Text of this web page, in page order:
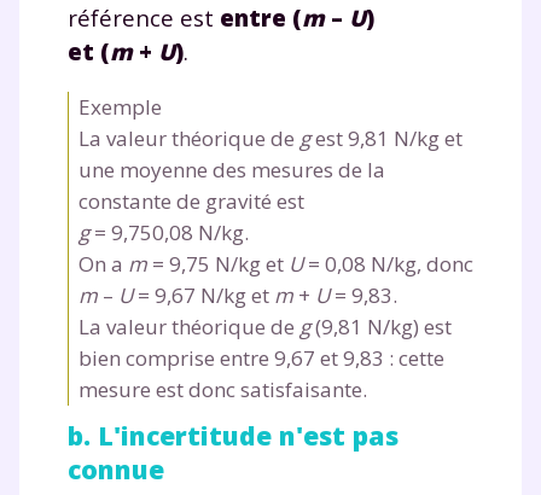
référence est entre (m– U)
et (m+ U).
Exemple
La valeur théorique de gest 9,81 N/kg et
une moyenne des mesures de la
constante de gravité est
g= 9,750,08 N/kg.
On a m = 9,75 N/kg et U= 0,08 N/kg, donc
m – U= 9,67 N/kg et m + U= 9,83.
La valeur théorique de g(9,81 N/kg) est
bien comprise entre 9,67 et 9,83 : cette
mesure est donc satisfaisante.
b. L'incertitude n'est pas
connue